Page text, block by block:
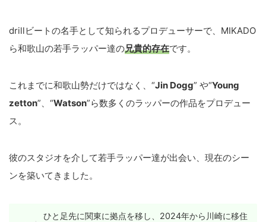
drillビートの名手として知られるプロデューサーで、MIKADO
ら和歌山の若手ラッパー達の兄貴的存在です。
これまでに和歌山勢だけではなく、“Jin Dogg” や“Young
zetton”、“Watson”ら数多くのラッパーの作品をプロデュー
ス。
彼のスタジオを介して若手ラッパー達が出会い、現在のシー
ンを築いてきました。
ひと足先に関東に拠点を移し、2024年から川崎に移住